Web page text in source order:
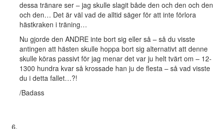
dessa tränare ser – jag skulle slagit både den och den och den
och den… Det är väl vad de alltid säger för att inte förlora
hästkraken i träning…
Nu gjorde den ANDRE inte bort sig eller så – så du visste
antingen att hästen skulle hoppa bort sig alternativt att denne
skulle köras passivt för jag menar det var ju helt tvärt om – 12-
1300 hundra kvar så krossade han ju de flesta – så vad visste
du i detta fallet…?!
/Badass